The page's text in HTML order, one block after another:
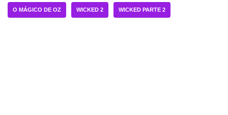
O MÁGICO DE OZ WICKED 2 WICKED PARTE 2